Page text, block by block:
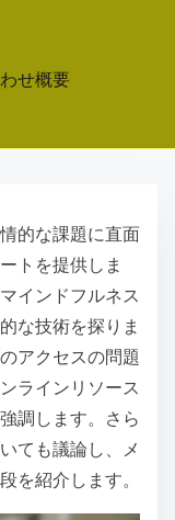
せ概要
的な課題に直面
トを提供しま
インドフルネス
な技術を探りま
アクセスの問題
ラインリソース
調します。さら
ても議論し、メ
を紹介します。